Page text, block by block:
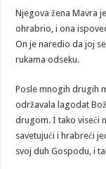
Njegova žena Mavra
ohrabrio, i ona
On je naredio da joj
rukama odseku.
Posle mnogih drugih
održavala lagodat
drugom. I tako viseći
savetujući i hrabreći
svoj duh Gospodu, i